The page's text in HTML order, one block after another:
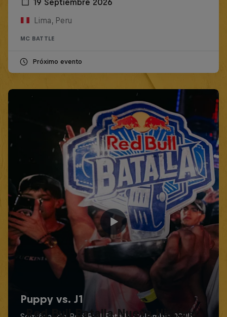
19 Septiembre 2026
Lima, Peru
MC BATTLE
Próximo evento
Red Bull Batalla Nueva Historia: